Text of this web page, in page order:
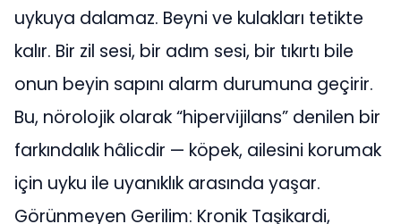
uykuya dalamaz. Beyni ve kulakları tetikte
kalır. Bir zil sesi, bir adım sesi, bir tıkırtı bile
onun beyin sapını alarm durumuna geçirir.
Bu, nörolojik olarak “hipervijilans” denilen bir
farkındalık hâlicdir — köpek, ailesini korumak
için uyku ile uyanıklık arasında yaşar.
Görünmeyen Gerilim: Kronik Taşikardi,